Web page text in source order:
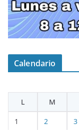
Calendario
L
M
1 2 3